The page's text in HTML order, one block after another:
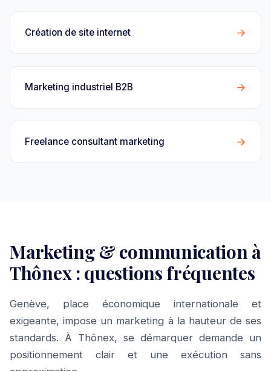
Création de site internet →
Marketing industriel B2B →
Freelance consultant marketing →
Marketing & communication à
Thônex : questions fréquentes
Genève, place économique internationale et
exigeante, impose un marketing à la hauteur de ses
standards. À Thônex, se démarquer demande un
positionnement clair et une exécution sans